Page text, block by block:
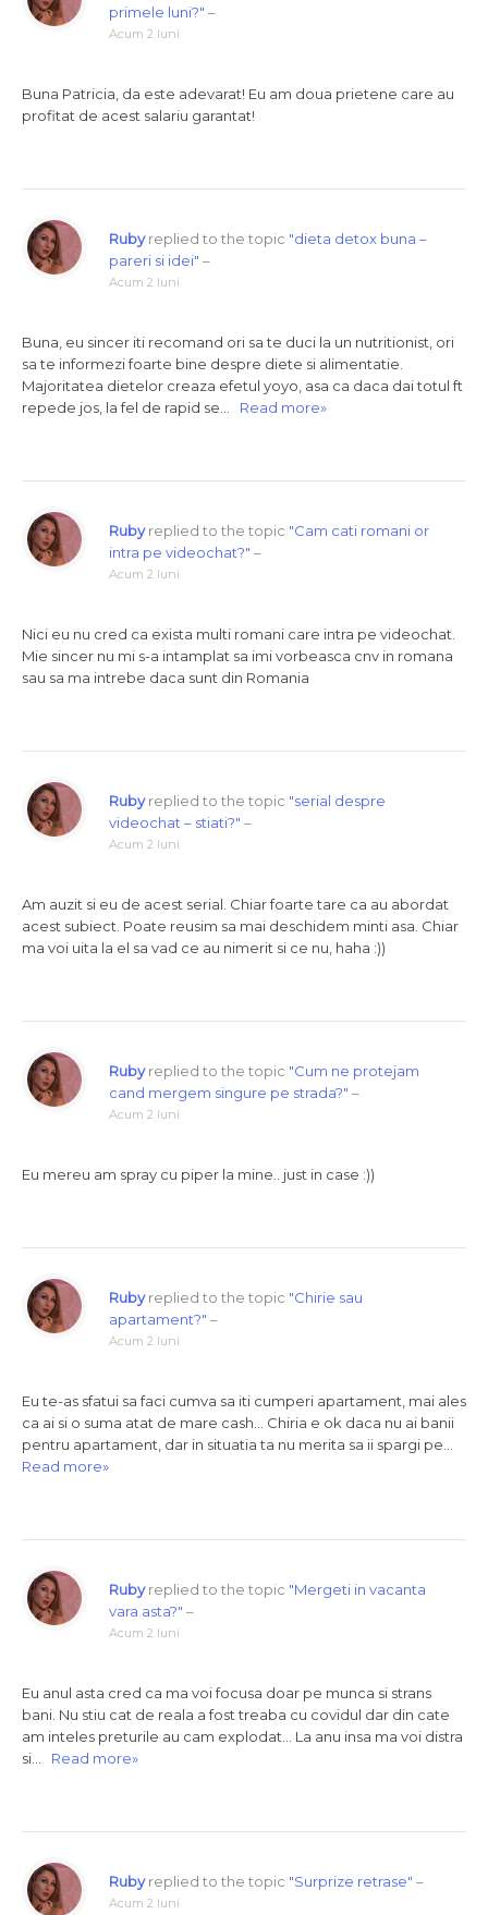
primele luni?" –
Acum 2 luni
Buna Patricia, da este adevarat! Eu am doua prietene care au
profitat de acest salariu garantat!
Rubyreplied to the topic "dieta detox buna –
pareri si idei" –
Acum 2 luni
Buna, eu sincer iti recomand ori sa te duci la un nutritionist, ori
sa te informezi foarte bine despre diete si alimentatie.
Majoritatea dietelor creaza efetul yoyo, asa ca daca dai totul ft
repede jos, la fel de rapid se… Read more»
Rubyreplied to the topic "Cam cati romani or
intra pe videochat?" –
Acum 2 luni
Nici eu nu cred ca exista multi romani care intra pe videochat.
Mie sincer nu mi s-a intamplat sa imi vorbeasca cnv in romana
sau sa ma intrebe daca sunt din Romania
Rubyreplied to the topic "serial despre
videochat – stiati?" –
Acum 2 luni
Am auzit si eu de acest serial. Chiar foarte tare ca au abordat
acest subiect. Poate reusim sa mai deschidem minti asa. Chiar
ma voi uita la el sa vad ce au nimerit si ce nu, haha :))
Rubyreplied to the topic "Cum ne protejam
cand mergem singure pe strada?" –
Acum 2 luni
Eu mereu am spray cu piper la mine.. just in case :))
Rubyreplied to the topic "Chirie sau
apartament?" –
Acum 2 luni
Eu te-as sfatui sa faci cumva sa iti cumperi apartament, mai ales
ca ai si o suma atat de mare cash… Chiria e ok daca nu ai banii
pentru apartament, dar in situatia ta nu merita sa ii spargi pe…
Read more»
Rubyreplied to the topic "Mergeti in vacanta
vara asta?" –
Acum 2 luni
Eu anul asta cred ca ma voi focusa doar pe munca si strans
bani. Nu stiu cat de reala a fost treaba cu covidul dar din cate
am inteles preturile au cam explodat… La anu insa ma voi distra
si… Read more»
Rubyreplied to the topic "Surprize retrase" –
Acum 2 luni